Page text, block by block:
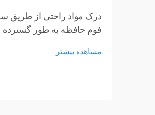
درک مواد راحتی از طریق
فوم حافظه به طور گسترده
می‌شود، اما هنوز بسیاری از
مشاهده بیشتر